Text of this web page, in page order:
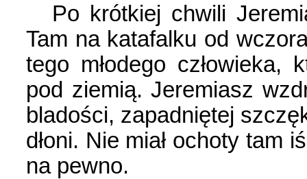
Po krótkiej chwili
Tam na katafalku od
tego młodego
pod ziemią. Jeremiasz
bladości, zapadniętej
dłoni. Nie miał ochoty tam
na pewno.